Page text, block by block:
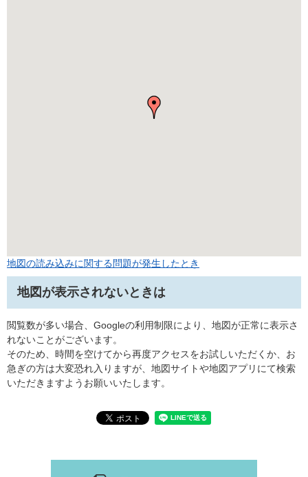
地図の読み込みに関する問題が発生したとき
地図が表示されないときは
閲覧数が多い場合、Googleの利用制限により、地図が正常に表示さ
れないことがございます。
そのため、時間を空けてから再度アクセスをお試しいただくか、お
急ぎの方は大変恐れ入りますが、地図サイトや地図アプリにて検索
いただきますようお願いいたします。